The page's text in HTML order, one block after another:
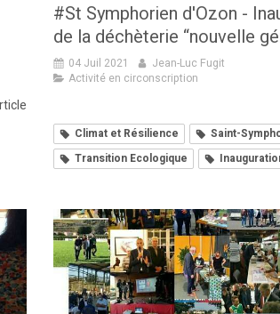
#St Symphorien d'Ozon -
de la déchèterie “nouvelle
04 Juil 2021
Jean-Luc Fugit
Activité en circonscription
Climat et Résilience
Saint-
Transition Ecologique